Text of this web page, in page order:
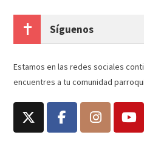
Síguenos
Estamos en las redes sociales
encuentres a tu comunidad